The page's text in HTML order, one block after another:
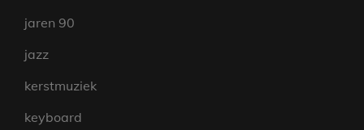
jaren 90
jazz
kerstmuziek
keyboard